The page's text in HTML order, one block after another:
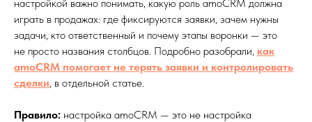
настройкой важно понимать, какую роль amoCRM должна
играть в продажах: где фиксируются заявки, зачем нужны
задачи, кто ответственный и почему этапы воронки — это
не просто названия столбцов. Подробно разобрали, как
amoCRM помогает не терять заявки и контролировать
сделки, в отдельной статье.
Правило: настройка amoCRM — это не настройка